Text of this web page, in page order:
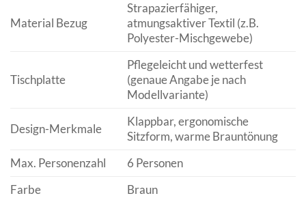
Material Bezug
Strapazierfähiger,
atmungsaktiver Textil (z.B.
Polyester-Mischgewebe)
Tischplatte
Pflegeleicht und wetterfest
(genaue Angabe je nach
Modellvariante)
Design-Merkmale
Klappbar, ergonomische
Sitzform, warme Braun­­tönung
Max. Personenzahl
6 Personen
Farbe
Braun